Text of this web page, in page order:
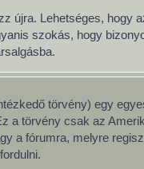
újra. Lehetséges,
szokás, hogy
törvény) egy
a törvény csak az
a fórumra, melyre